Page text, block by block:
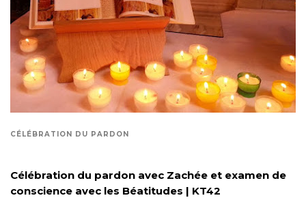
CÉLÉBRATION DU PARDON
Célébration du pardon avec Zachée et examen de
conscience avec les Béatitudes | KT42